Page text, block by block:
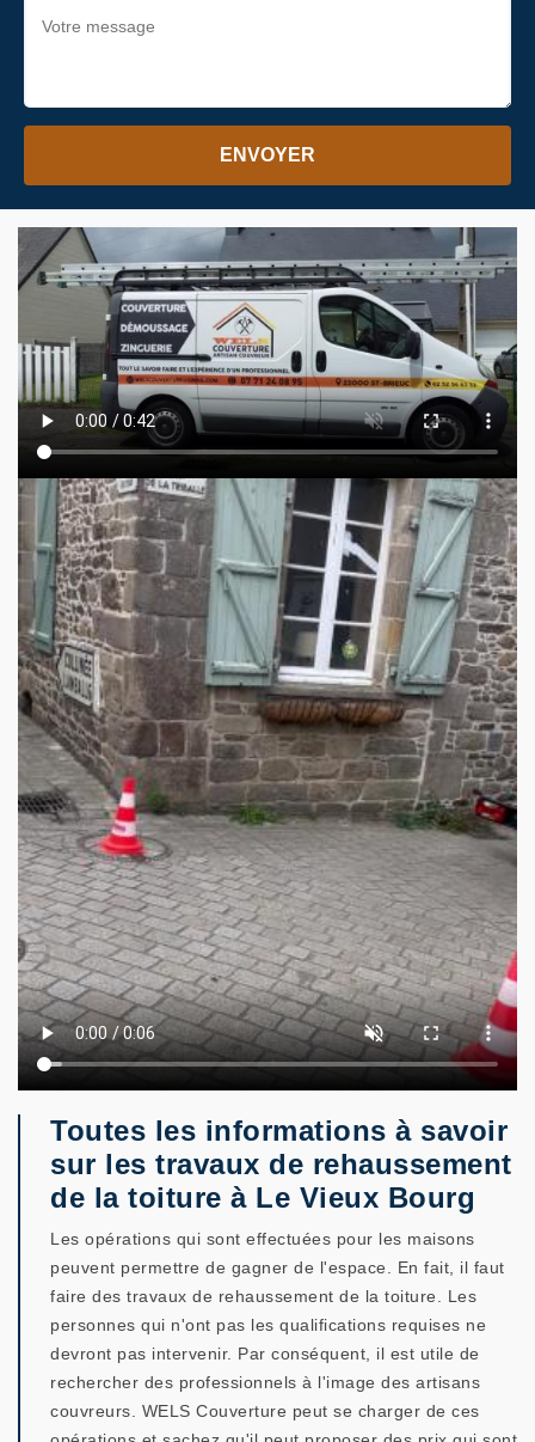
Toutes les informations à savoir
sur les travaux de rehaussement
de la toiture à Le Vieux Bourg
Les opérations qui sont effectuées pour les maisons
peuvent permettre de gagner de l'espace. En fait, il faut
faire des travaux de rehaussement de la toiture. Les
personnes qui n'ont pas les qualifications requises ne
devront pas intervenir. Par conséquent, il est utile de
rechercher des professionnels à l'image des artisans
couvreurs. WELS Couverture peut se charger de ces